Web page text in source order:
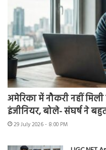
अमेरिका में नौकरी नहीं
इंजीनियर, बोले- संघर्ष ने
29 July 2026 - 8:00 PM